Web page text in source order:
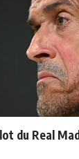
du Real